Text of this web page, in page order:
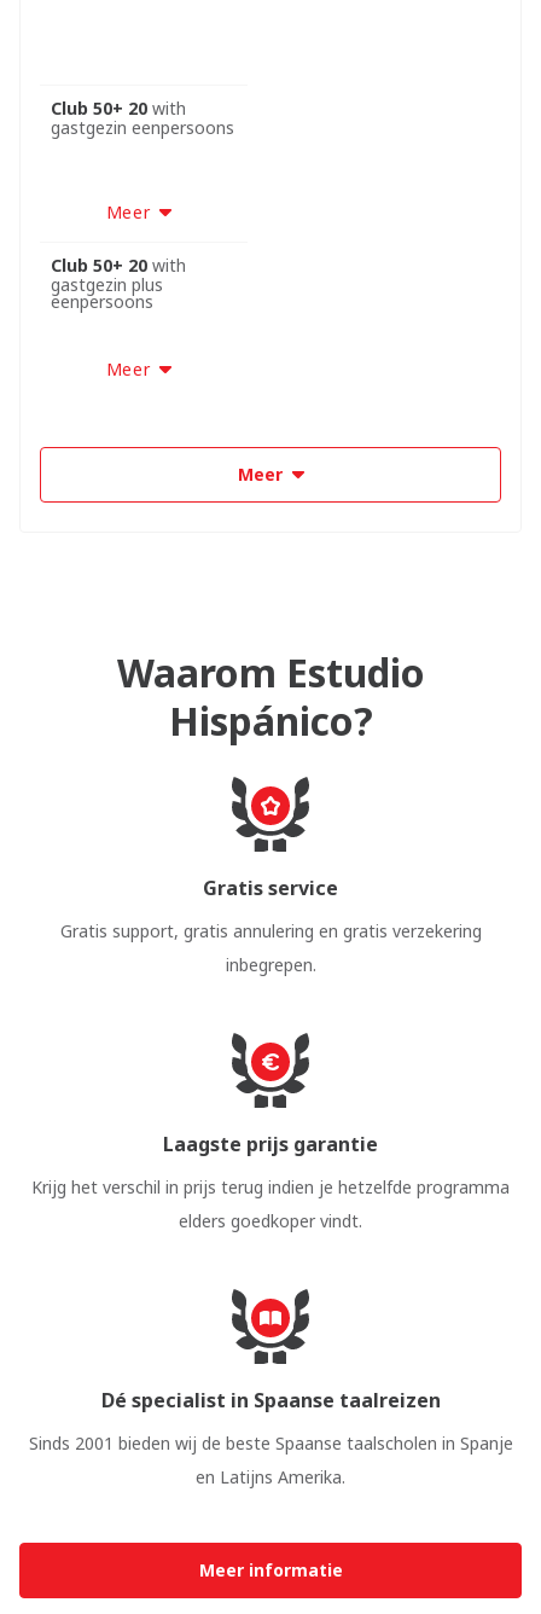
Club 50+ 20with
gastgezin eenpersoons
Meer
Club 50+ 20with
gastgezin plus
eenpersoons
Meer
Meer
Waarom Estudio
Hispánico?
Gratis service
Gratis support, gratis annulering en gratis verzekering
inbegrepen.
Laagste prijs garantie
Krijg het verschil in prijs terug indien je hetzelfde programma
elders goedkoper vindt.
Dé specialist in Spaanse taalreizen
Sinds 2001 bieden wij de beste Spaanse taalscholen in Spanje
en Latijns Amerika.
Meer informatie